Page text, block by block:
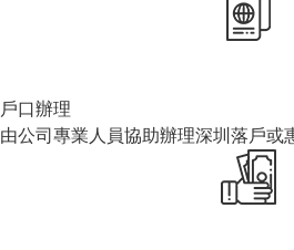
戶口辦理
由公司專業人員協助辦理深圳落戶或